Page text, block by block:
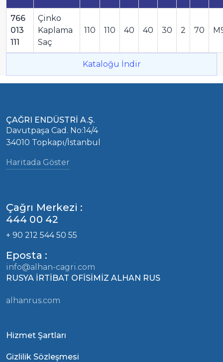
766
013
111
Çinko
Kaplama
Saç
110 110 40 40 30 2 70
Kataloğu İndir
ÇAĞRI ENDÜSTRİ A.Ş.
Davutpaşa Cad. No:14/4
34010 Topkapı/İstanbul
Haritada Göster
Çağrı Merkezi :
444 00 42
+ 90 212 544 50 55
Eposta :
info@alhan-cagri.com
RUSYA İRTİBAT OFİSİMİZ ALHAN RUS
alhanrus.com
Hizmet Şartları
Gizlilik Sözleşmesi